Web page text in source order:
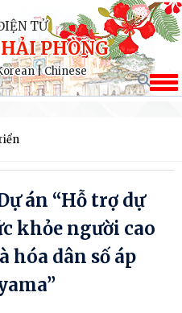
TỬ
PHÒNG
|Chinese
án “Hỗ trợ dự
khỏe người cao
hóa dân số áp